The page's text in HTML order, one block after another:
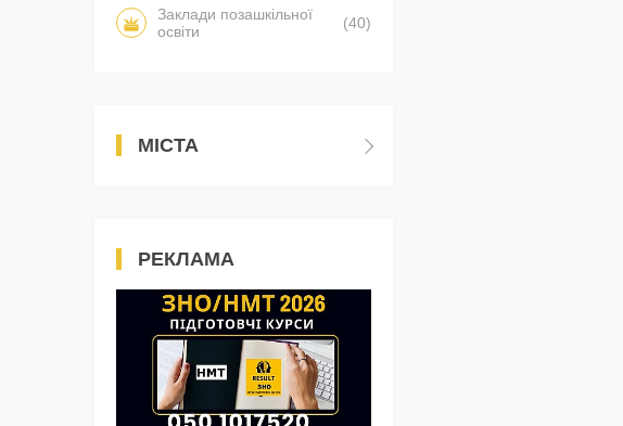
Заклади позашкільної
освіти
(40)
МІСТА
РЕКЛАМА